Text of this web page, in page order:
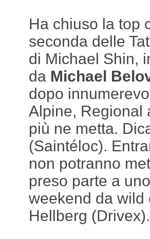
Ha chiuso la top
seconda delle
di Michael Shin,
da Michael
dopo
Alpine, Regional
più ne metta.
(Saintéloc).
non potranno
preso parte a
weekend da wild
Hellberg (Drivex).